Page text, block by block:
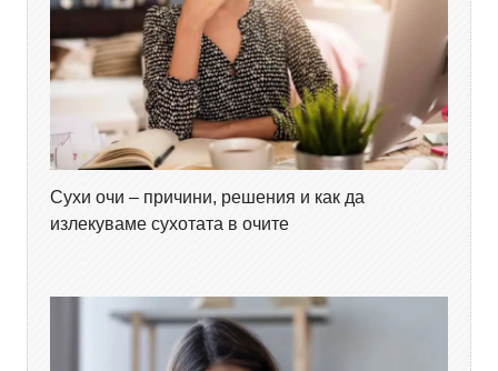
Сухи очи – причини, решения и как да
излекуваме сухотата в очите